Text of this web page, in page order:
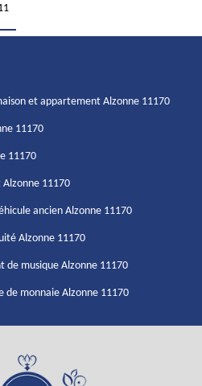
et appartement Alzonne 11170
11170
11170
11170
ancien Alzonne 11170
Alzonne 11170
de musique Alzonne 11170
de monnaie Alzonne 11170